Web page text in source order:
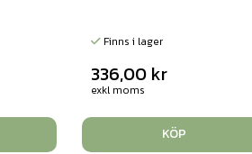
Finns i lager
336,00 kr
exkl moms
KÖP